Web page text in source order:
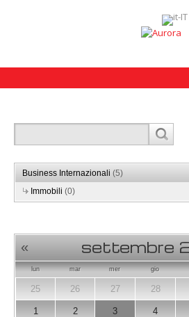
Business Internazionali (5)
Immobili (0)
« settembre
lun mar mer gio
25 26 27 28
1 2 3 4